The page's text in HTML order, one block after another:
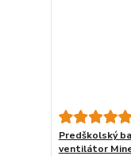
Predškolský
ventilátor